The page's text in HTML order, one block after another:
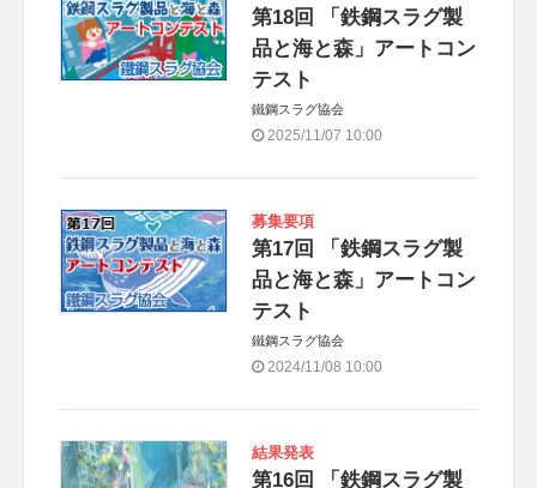
第18回 「鉄鋼スラグ製
品と海と森」アートコン
テスト
鐵鋼スラグ協会
2025/11/07 10:00
募集要項
第17回 「鉄鋼スラグ製
品と海と森」アートコン
テスト
鐵鋼スラグ協会
2024/11/08 10:00
結果発表
第16回 「鉄鋼スラグ製